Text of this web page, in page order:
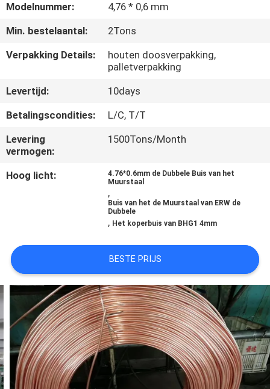
CONTACTEER
VERZOEK
OM
EEN
CITAAT
PRIVACYBELEID
Modelnummer:
4,76 * 0,6 mm
Min. bestelaantal:
2Tons
Verpakking Details:
houten doosverpakking,
palletverpakking
Levertijd:
10days
Betalingscondities:
L/C, T/T
Levering
vermogen:
1500Tons/Month
Hoog licht:
4.76*0.6mm de Dubbele Buis van het
Muurstaal
,
Buis van het de Muurstaal van ERW de
Dubbele
, Het koperbuis van BHG1 4mm
BESTE PRIJS